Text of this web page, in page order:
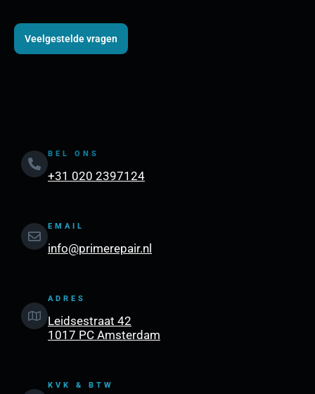
Veelgestelde vragen
BEL ONS
+31 020 2397124
EMAIL
info@primerepair.nl
ADRES
Leidsestraat 42
1017 PC Amsterdam
KVK & BTW